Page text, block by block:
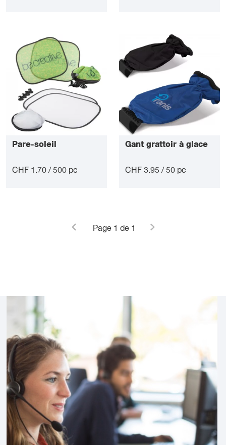
Pare-soleil
CHF 1.70 / 500 pc
Gant grattoir à glace
CHF 3.95 / 50 pc
Page 1 de 1